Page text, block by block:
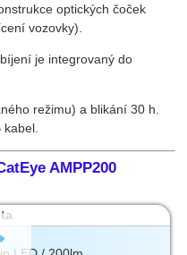
optických čoček
vozovky).
je integrovaný do
režimu) a blikání 30 h.
AMPP200